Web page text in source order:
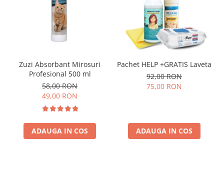
Zuzi Absorbant Mirosuri
Profesional 500 ml
58,00 RON
49,00 RON
ADAUGA IN COS
Pachet HELP +GRATIS Laveta
92,00 RON
75,00 RON
ADAUGA IN COS